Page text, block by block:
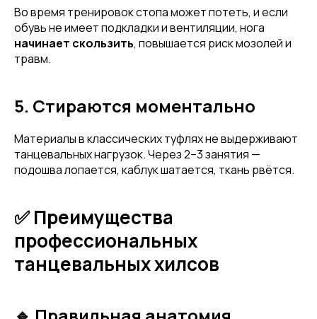
Во время тренировок стопа может потеть, и если
обувь не имеет подкладки и вентиляции, нога
начинает скользить, повышается риск мозолей и
травм.
5. Стираются моментально
Материалы в классических туфлях не выдерживают
танцевальных нагрузок. Через 2–3 занятия —
подошва лопается, каблук шатается, ткань рвётся.
✅ Преимущества
профессиональных
танцевальных хилсов